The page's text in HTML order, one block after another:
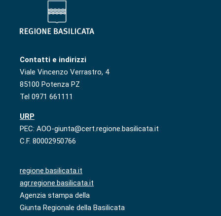
Contatti e indirizzi
Viale Vincenzo Verrastro, 4
85100 Potenza PZ
Tel 0971 661111
URP
PEC: AOO-giunta@cert.regione.basilicata.it
C.F. 80002950766
regione.basilicata.it
agr.regione.basilicata.it
Agenzia stampa della
Giunta Regionale della Basilicata